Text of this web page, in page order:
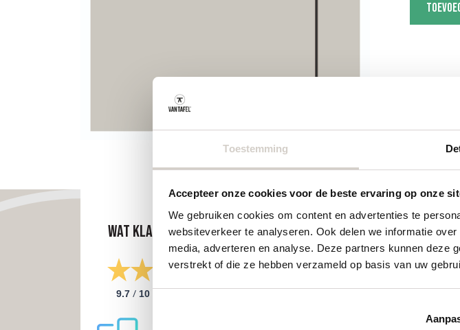
Toestemming
Accepteer onze cookies voor de beste ervaring op onze
We gebruiken cookies om content en advertenties te
websiteverkeer te analyseren. Ook delen we informatie
media, adverteren en analyse. Deze partners kunnen deze
verstrekt of die ze hebben verzameld op basis van uw
afgeronde
hoek
Wat klanten zeggen
9.7 / 10
Ovale
Deens
Fins